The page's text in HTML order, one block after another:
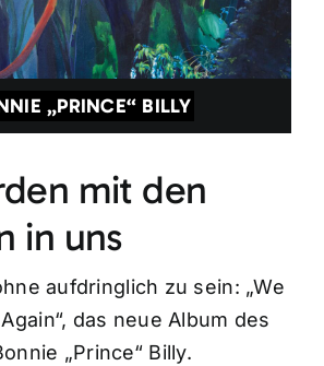
„PRINCE“ BILLY
mit den
in uns
aufdringlich zu sein: „We
das neue Album des
„Prince“ Billy.